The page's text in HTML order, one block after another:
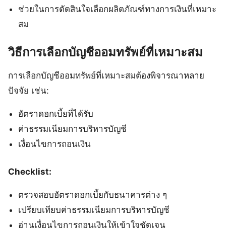
ช่วยในการตัดสินใจเลือกผลิตภัณฑ์ทางการเงินที่เหมาะ
สม
วิธีการเลือกบัญชีออมทรัพย์ที่เหมาะสม
การเลือกบัญชีออมทรัพย์ที่เหมาะสมต้องพิจารณาหลาย
ปัจจัย เช่น:
อัตราดอกเบี้ยที่ได้รับ
ค่าธรรมเนียมการบริหารบัญชี
เงื่อนไขการถอนเงิน
Checklist:
ตรวจสอบอัตราดอกเบี้ยกับธนาคารต่าง ๆ
เปรียบเทียบค่าธรรมเนียมการบริหารบัญชี
อ่านเงื่อนไขการถอนเงินให้เข้าใจชัดเจน